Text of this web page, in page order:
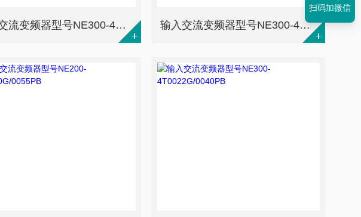
输入交流变频器型号NE300-4T0110G/0150PB 输入交流变频器型号NE300-4T0075G/0110PB
扫码加微信